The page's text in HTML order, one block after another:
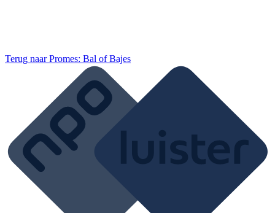
Terug naarPromes: Bal of Bajes